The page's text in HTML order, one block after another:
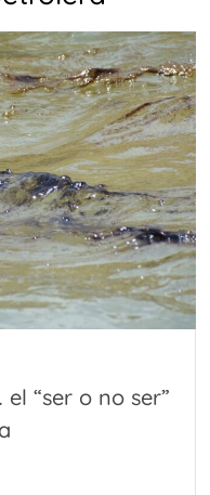
“ser o no ser”